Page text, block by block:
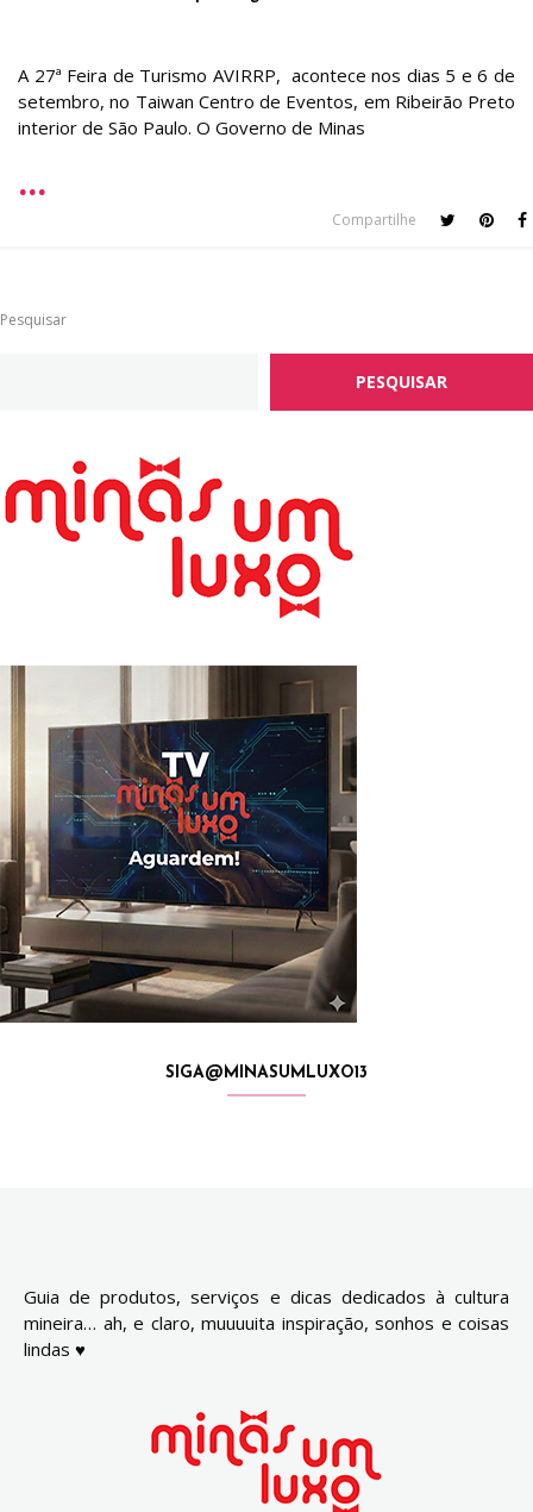
A 27ª Feira de Turismo AVIRRP, acontece nos dias 5 e 6 de
setembro, no Taiwan Centro de Eventos, em Ribeirão Preto
interior de São Paulo. O Governo de Minas
Compartilhe
Pesquisar
PESQUISAR
SIGA@MINASUMLUXO13
Guia de produtos, serviços e dicas dedicados à cultura
mineira… ah, e claro, muuuuita inspiração, sonhos e coisas
lindas ♥